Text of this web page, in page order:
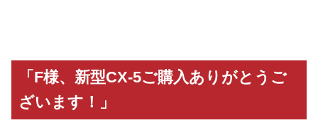
「F様、新型CX-5ご購入ありがとうご
ざいます！」